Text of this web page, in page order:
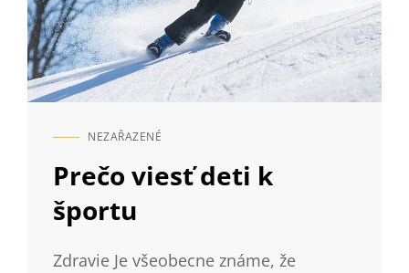
CAT
NEZAŘAZENÉ
Prečo viesť deti k
športu
Zdravie Je všeobecne známe, že